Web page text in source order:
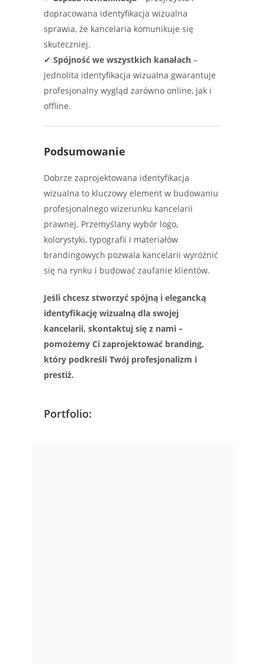
dopracowana identyfikacja wizualna
sprawia, że kancelaria komunikuje się
skuteczniej.
✔ Spójność we wszystkich kanałach –
jednolita identyfikacja wizualna gwarantuje
profesjonalny wygląd zarówno online, jak i
offline.
Podsumowanie
Dobrze zaprojektowana identyfikacja
wizualna to kluczowy element w budowaniu
profesjonalnego wizerunku kancelarii
prawnej. Przemyślany wybór logo,
kolorystyki, typografii i materiałów
brandingowych pozwala kancelarii wyróżnić
się na rynku i budować zaufanie klientów.
Jeśli chcesz stworzyć spójną i elegancką
identyfikację wizualną dla swojej
kancelarii, skontaktuj się z nami –
pomożemy Ci zaprojektować branding,
który podkreśli Twój profesjonalizm i
prestiż.
Portfolio: